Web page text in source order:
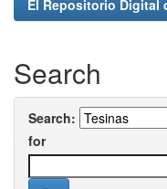
El Repositorio Digital
Search
Search:
for